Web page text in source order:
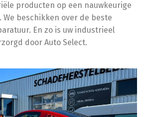
producten op een nauwkeurige
beschikken over de beste
En zo is uw industrieel
door Auto Select.